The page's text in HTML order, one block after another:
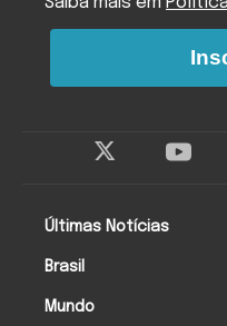
Últimas Notícias
Brasil
Mundo